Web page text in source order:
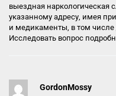
выездная наркологическая
указанному адресу, имея
и медикаменты, в том
Исследовать вопрос
GordonMossy